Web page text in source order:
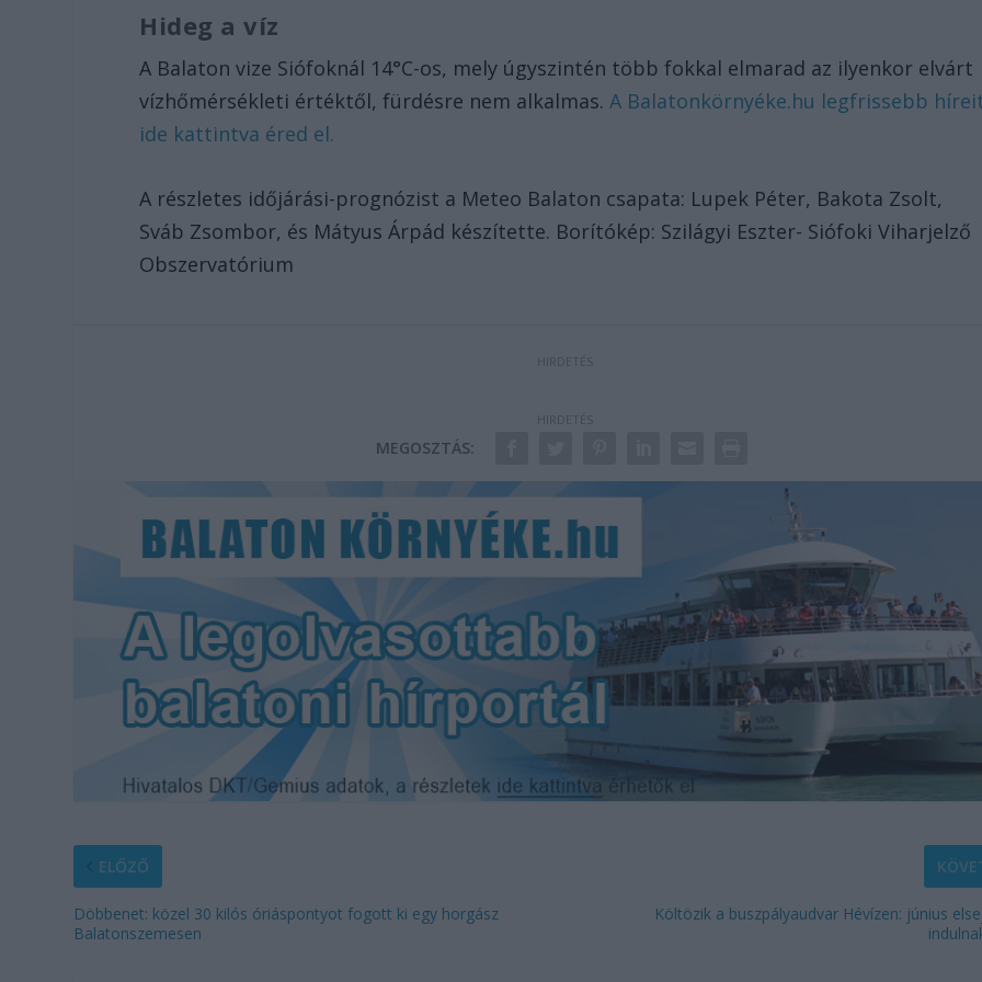
Hideg a víz
A Balaton vize Siófoknál 14°C-os, mely úgyszintén több fokkal elmarad az ilyenkor elvárt
vízhőmérsékleti értéktől, fürdésre nem alkalmas.A Balatonkörnyéke.hu legfrissebb
ide kattintva éred el.
A részletes időjárási-prognózist a Meteo Balaton csapata: Lupek Péter, Bakota Zsolt,
Sváb Zsombor, és Mátyus Árpád készítette. Borítókép: Szilágyi Eszter- Siófoki Viharjelző
Obszervatórium
MEGOSZTÁS:
ELŐZŐ
Döbbenet: közel 30 kilós óriáspontyot fogott ki egy horgász
Balatonszemesen
Költözik a buszpályaudvar Hévízen: június